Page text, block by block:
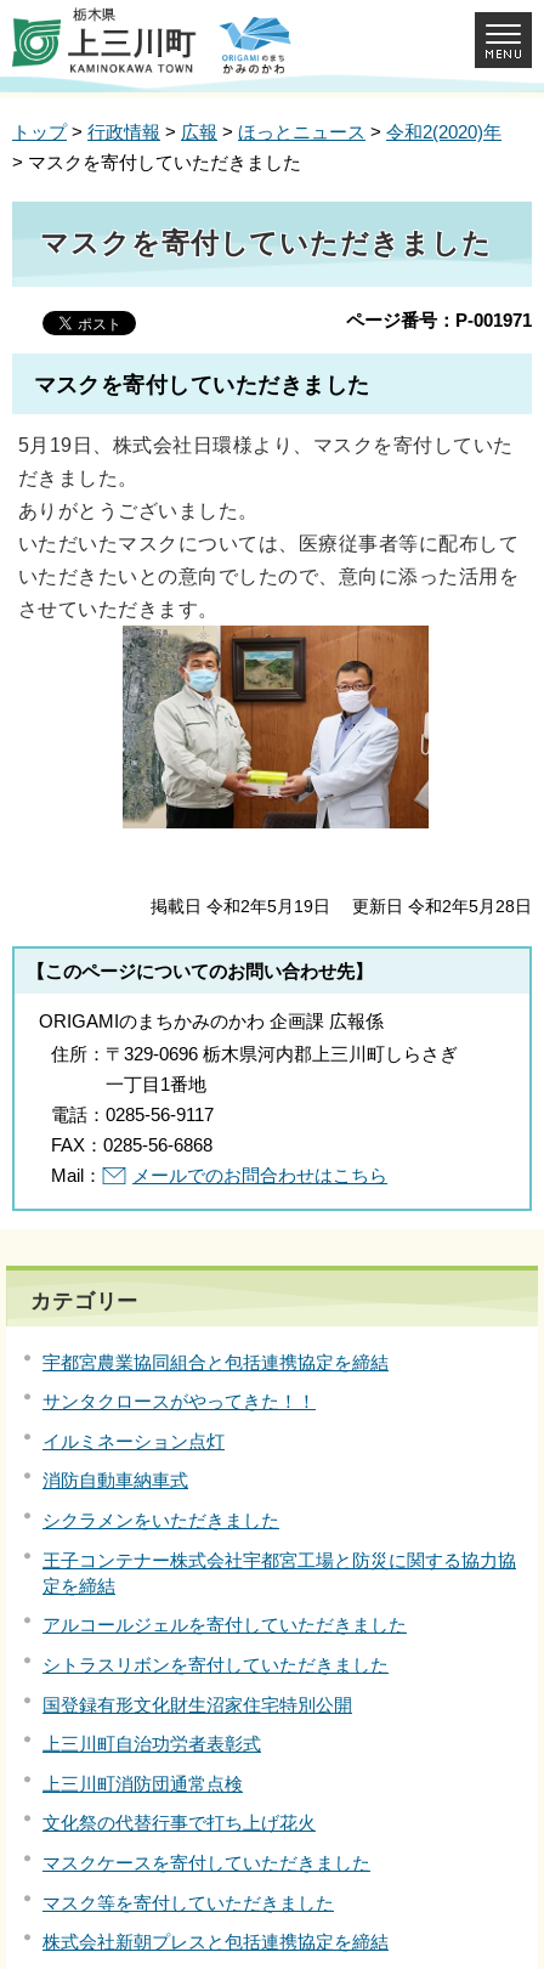
トップ> 行政情報 > 広報 > ほっとニュース > 令和2(2020)年
> マスクを寄付していただきました
マスクを寄付していただきました
ページ番号：P-001971
マスクを寄付していただきました
5月19日、株式会社日環様より、マスクを寄付していた
だきました。
ありがとうございました。
いただいたマスクについては、医療従事者等に配布して
いただきたいとの意向でしたので、意向に添った活用を
させていただきます。
掲載日 令和2年5月19日 更新日 令和2年5月28日
【このページについてのお問い合わせ先】
ORIGAMIのまちかみのかわ 企画課 広報係
住所： 〒329-0696 栃木県河内郡上三川町しらさぎ
一丁目1番地
電話： 0285-56-9117
FAX： 0285-56-6868
Mail：
メールでのお問合わせはこちら
カテゴリー
宇都宮農業協同組合と包括連携協定を締結
サンタクロースがやってきた！！
イルミネーション点灯
消防自動車納車式
シクラメンをいただきました
王子コンテナー株式会社宇都宮工場と防災に関する協力協
定を締結
アルコールジェルを寄付していただきました
シトラスリボンを寄付していただきました
国登録有形文化財生沼家住宅特別公開
上三川町自治功労者表彰式
上三川町消防団通常点検
文化祭の代替行事で打ち上げ花火
マスクケースを寄付していただきました
マスク等を寄付していただきました
株式会社新朝プレスと包括連携協定を締結